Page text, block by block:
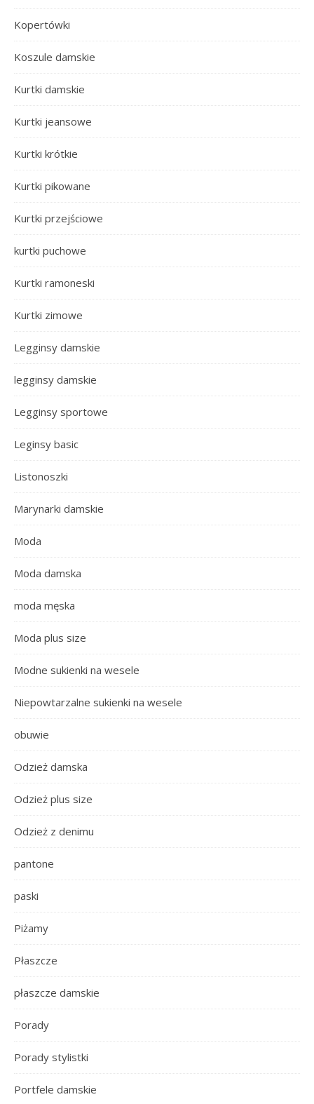
Kopertówki
Koszule damskie
Kurtki damskie
Kurtki jeansowe
Kurtki krótkie
Kurtki pikowane
Kurtki przejściowe
kurtki puchowe
Kurtki ramoneski
Kurtki zimowe
Legginsy damskie
legginsy damskie
Legginsy sportowe
Leginsy basic
Listonoszki
Marynarki damskie
Moda
Moda damska
moda męska
Moda plus size
Modne sukienki na wesele
Niepowtarzalne sukienki na wesele
obuwie
Odzież damska
Odzież plus size
Odzież z denimu
pantone
paski
Piżamy
Płaszcze
płaszcze damskie
Porady
Porady stylistki
Portfele damskie